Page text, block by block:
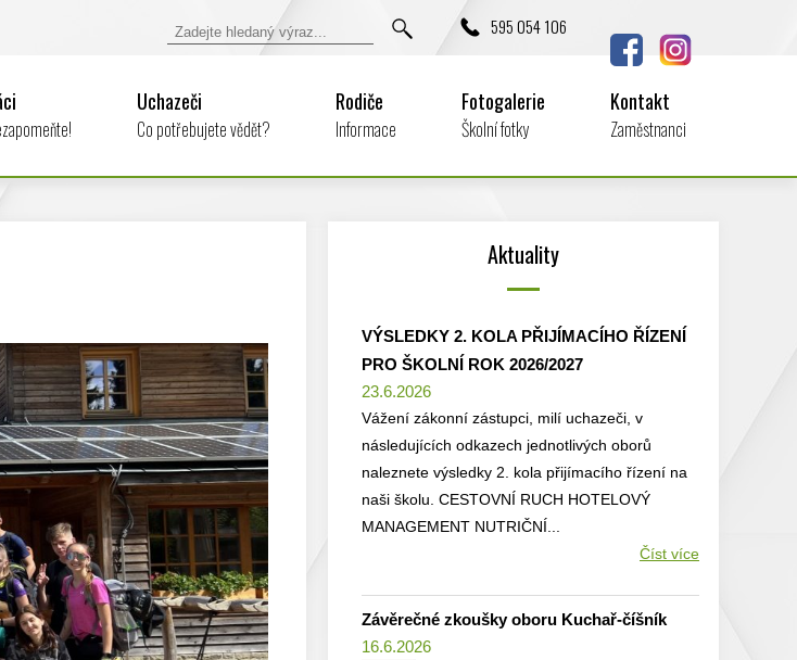
595 054 106
Uchazeči
Co potřebujete vědět?
Rodiče
Informace
Fotogalerie
Školní fotky
Kontakt
Zaměstnanci
Aktuality
VÝSLEDKY 2. KOLA PŘIJÍMACÍHO ŘÍZENÍ
PRO ŠKOLNÍ ROK 2026/2027
23.6.2026
Vážení zákonní zástupci, milí uchazeči, v
následujících odkazech jednotlivých oborů
naleznete výsledky 2. kola přijímacího řízení na
naši školu. CESTOVNÍ RUCH HOTELOVÝ
MANAGEMENT NUTRIČNÍ...
Číst více
Závěrečné zkoušky oboru Kuchař-číšník
16.6.2026